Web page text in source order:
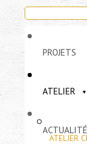
PROJETS
ATELIER
ATELIER